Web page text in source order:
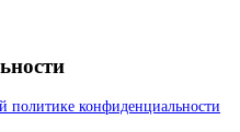
политике конфиденциальности